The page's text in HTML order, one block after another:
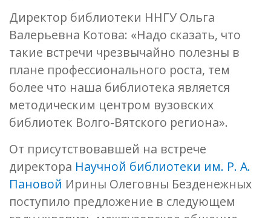
Директор библиотеки ННГУ Ольга
Валерьевна Котова: «Надо сказать, что
такие встречи чрезвычайно полезны в
плане профессионального роста, тем
более что наша библиотека является
методическим центром вузовских
библиотек Волго-Вятского региона».
От присутствовавшей на встрече
директора Научной библиотеки им. Р. А.
Пановой Ирины Олеговны Безденежных
поступило предложение в следующем